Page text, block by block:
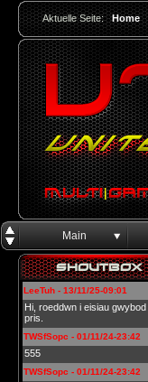
Aktuelle Seite:Home
Main
Shoutbox
LeeTuh - 13/11/25-09:01
Hi, roeddwn i eisiau
pris.
TWSfSopc - 01/11/24-23:42
555
TWSfSopc - 01/11/24-23:42